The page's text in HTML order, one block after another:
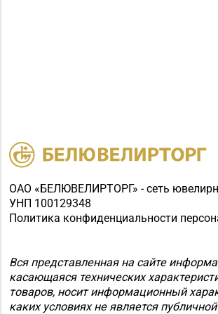
ОАО «БЕЛЮВЕЛИРТОРГ» - сеть
УНП 100129348
Политика конфиденциальности
Вся представленная на сайте
касающаяся технических
товаров, носит информационный
каких условиях не является